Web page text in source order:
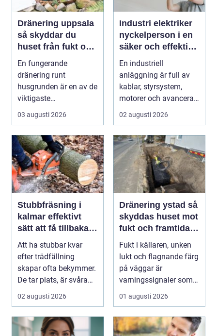
Dränering uppsala
så skyddar du
huset från fukt och
mögel
En fungerande
dränering runt
husgrunden är en av de
viktigaste
förutsättningarna för
ett friskt hus....
03 augusti 2026
Industri elektriker
nyckelperson i en
säker och effektiv
produktion
En industriell
anläggning är full av
kablar, styrsystem,
motorer och avancerad
teknik. Bakom allt de...
02 augusti 2026
Stubbfräsning i
kalmar effektivt
sätt att få tillbaka
trädgården
Att ha stubbar kvar
efter trädfällning
skapar ofta bekymmer.
De tar plats, är svåra
att klippa runt,...
02 augusti 2026
Dränering ystad så
skyddas huset mot
fukt och framtida
skador
Fukt i källaren, unken
lukt och flagnande färg
på väggar är
varningssignaler som
många villaägare i ...
01 augusti 2026